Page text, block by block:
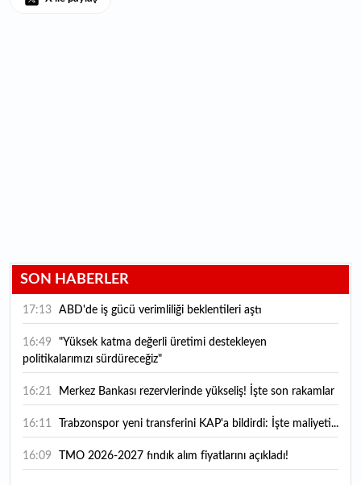
SON HABERLER
17:13 ABD'de iş gücü verimliliği beklentileri aştı
16:49
politikalarımızı sürdüreceğiz"
16:21 Merkez Bankası rezervlerinde yükseliş! İşte son rakamlar
16:11 Trabzonspor yeni transferini KAP'a bildirdi: İşte maliyeti...
16:09 TMO 2026-2027 fındık alım fiyatlarını açıkladı!